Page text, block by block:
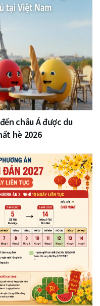
châu Á được du
hè 2026